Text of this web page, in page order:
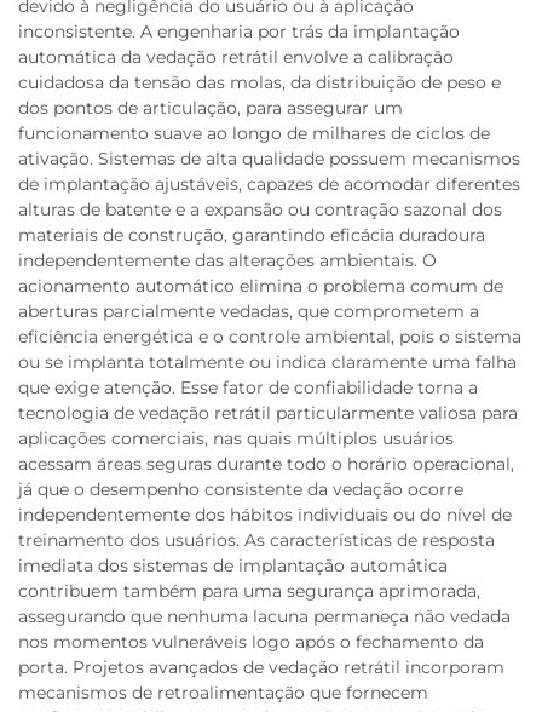
devido à negligência do usuário ou à aplicação
inconsistente. A engenharia por trás da implantação
automática da vedação retrátil envolve a calibração
cuidadosa da tensão das molas, da distribuição de peso e
dos pontos de articulação, para assegurar um
funcionamento suave ao longo de milhares de ciclos de
ativação. Sistemas de alta qualidade possuem mecanismos
de implantação ajustáveis, capazes de acomodar diferentes
alturas de batente e a expansão ou contração sazonal dos
materiais de construção, garantindo eficácia duradoura
independentemente das alterações ambientais. O
acionamento automático elimina o problema comum de
aberturas parcialmente vedadas, que comprometem a
eficiência energética e o controle ambiental, pois o sistema
ou se implanta totalmente ou indica claramente uma falha
que exige atenção. Esse fator de confiabilidade torna a
tecnologia de vedação retrátil particularmente valiosa para
aplicações comerciais, nas quais múltiplos usuários
acessam áreas seguras durante todo o horário operacional,
já que o desempenho consistente da vedação ocorre
independentemente dos hábitos individuais ou do nível de
treinamento dos usuários. As características de resposta
imediata dos sistemas de implantação automática
contribuem também para uma segurança aprimorada,
assegurando que nenhuma lacuna permaneça não vedada
nos momentos vulneráveis logo após o fechamento da
porta. Projetos avançados de vedação retrátil incorporam
mecanismos de retroalimentação que fornecem